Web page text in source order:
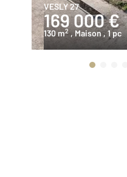
VESLY 27
169 000 €
130 m2 , Maison, 1 pc